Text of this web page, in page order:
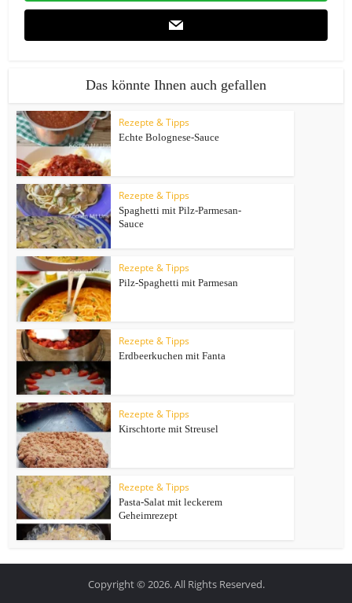
Das könnte Ihnen auch gefallen
Rezepte & Tipps
Echte Bolognese-Sauce
Rezepte & Tipps
Spaghetti mit Pilz-Parmesan-
Sauce
Rezepte & Tipps
Pilz-Spaghetti mit Parmesan
Rezepte & Tipps
Erdbeerkuchen mit Fanta
Rezepte & Tipps
Kirschtorte mit Streusel
Rezepte & Tipps
Pasta-Salat mit leckerem
Geheimrezept
Copyright © 2026. All Rights Reserved.